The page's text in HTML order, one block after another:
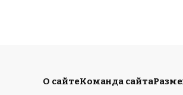
О сайтеКоманда сайта